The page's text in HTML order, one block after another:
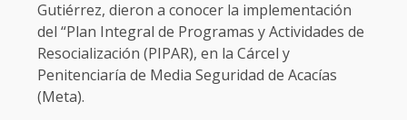
Gutiérrez, dieron a conocer la implementación
del “Plan Integral de Programas y Actividades de
Resocialización (PIPAR), en la Cárcel y
Penitenciaría de Media Seguridad de Acacías
(Meta).